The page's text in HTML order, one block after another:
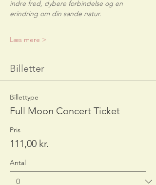
indre fred, dybere forbindelse og en
erindring om din sande natur.
Læs mere >
Billetter
Billettype
Full Moon Concert Ticket
Pris
111,00 kr.
Antal